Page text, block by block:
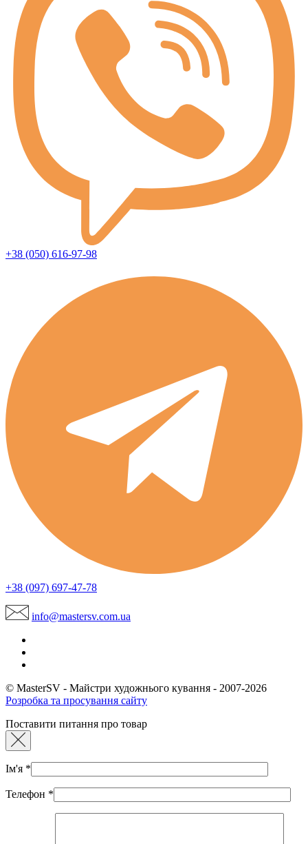
+38 (050) 616-97-98
+38 (097) 697-47-78
info@mastersv.com.ua
© MasterSV - Майстри художнього кування - 2007-2026
Розробка та просування сайту
Поставити питання про товар
Ім'я *
Телефон *